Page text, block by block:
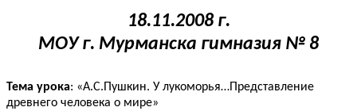
18.11.2008 г.
МОУ г. Мурманска гимназия № 8
Тема урока: «А.С.Пушкин. У лукоморья…Представление
древнего человека о мире»